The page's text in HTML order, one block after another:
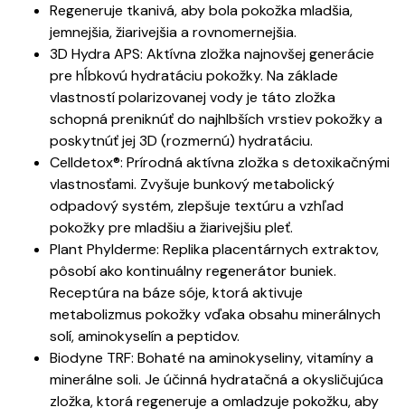
Regeneruje tkanivá, aby bola pokožka mladšia,
jemnejšia, žiarivejšia a rovnomernejšia.
3D Hydra APS: Aktívna zložka najnovšej generácie
pre hĺbkovú hydratáciu pokožky. Na základe
vlastností polarizovanej vody je táto zložka
schopná preniknúť do najhlbších vrstiev pokožky a
poskytnúť jej 3D (rozmernú) hydratáciu.
Celldetox®: Prírodná aktívna zložka s detoxikačnými
vlastnosťami. Zvyšuje bunkový metabolický
odpadový systém, zlepšuje textúru a vzhľad
pokožky pre mladšiu a žiarivejšiu pleť.
Plant Phylderme: Replika placentárnych extraktov,
pôsobí ako kontinuálny regenerátor buniek.
Receptúra ​​na báze sóje, ktorá aktivuje
metabolizmus pokožky vďaka obsahu minerálnych
solí, aminokyselín a peptidov.
Biodyne TRF: Bohaté na aminokyseliny, vitamíny a
minerálne soli. Je účinná hydratačná a okysličujúca
zložka, ktorá regeneruje a omladzuje pokožku, aby